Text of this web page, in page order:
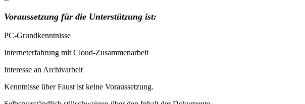
Voraussetzung für die Unterstützung ist:
PC-Grundkenntnisse
Interneterfahrung mit Cloud-Zusammenarbeit
Interesse an Archivarbeit
Kenntnisse über Faust ist keine Voraussetzung.